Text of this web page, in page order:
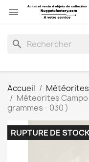

search
Accueil Météorites
Méteorites
grammes - 030 )
RUPTURE DE